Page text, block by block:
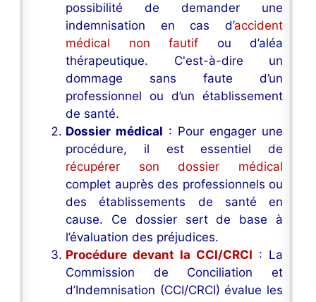
possibilité de demander une
indemnisation en cas d’accident
médical non fautif ou d’aléa
thérapeutique. C'est-à-dire un
dommage sans faute d’un
professionnel ou d’un établissement
de santé.
Dossier médical : Pour engager une
procédure, il est essentiel de
récupérer son dossier médical
complet auprès des professionnels ou
des établissements de santé en
cause. Ce dossier sert de base à
l’évaluation des préjudices.
Procédure devant la CCI/CRCI : La
Commission de Conciliation et
d’Indemnisation (CCI/CRCI) évalue les